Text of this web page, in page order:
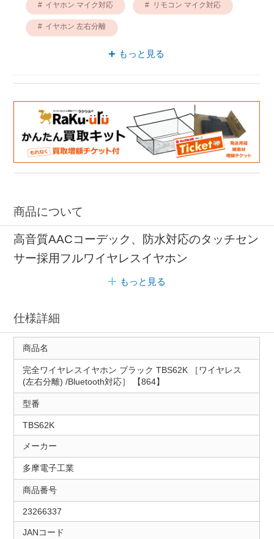
イヤホン マイク対応 リモコン マイク対応
イヤホン 左右分離
ワイヤレス接続 左右分離
もっと見る
商品について
高音質AACコーデック、防水対応のタッチセン
サー採用フルワイヤレスイヤホン
もっと見る
仕様詳細
商品名
完全ワイヤレスイヤホン ブラック TBS62K ［ワイヤレス
(左右分離) /Bluetooth対応］ 【864】
型番
TBS62K
メーカー
多摩電子工業
商品番号
23266337
JANコード